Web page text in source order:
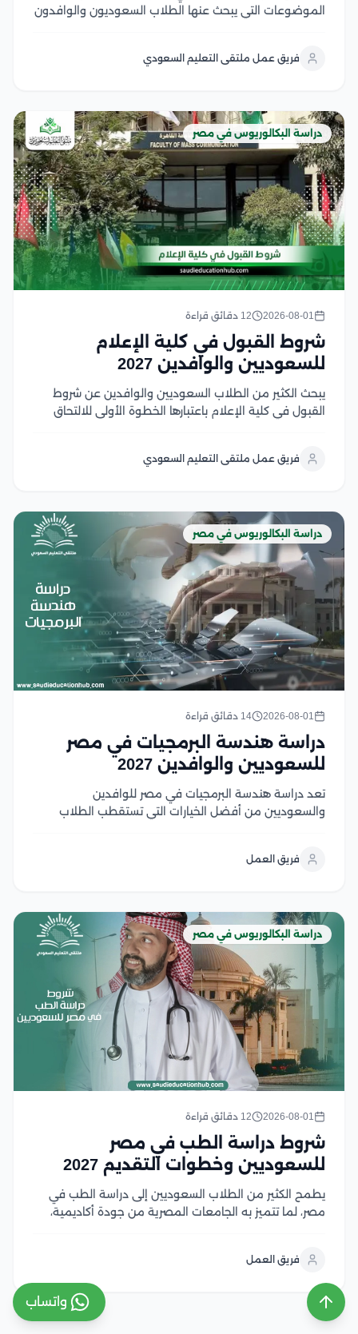
الموضوعات التي يبحث عنها الطلاب السعوديون والوافدون
باعتراف واسع في العديد من الدول...
فريق عمل ملتقى التعليم السعودي
دراسة البكالوريوس في مصر
2026-08-01 12 دقائق قراءة
شروط القبول في كلية الإعلام
للسعوديين والوافدين 2027
يبحث الكثير من الطلاب السعوديين والوافدين عن شروط
القبول في كلية الإعلام باعتبارها الخطوة الأولى للالتحاق
الأكاديمية، والتدريب العملي، والشهادات المعترف بها، مع...
فريق عمل ملتقى التعليم السعودي
دراسة البكالوريوس في مصر
2026-08-01 14 دقائق قراءة
دراسة هندسة البرمجيات في مصر
للسعوديين والوافدين 2027
تعد دراسة هندسة البرمجيات في مصر للوافدين
والسعوديين من أفضل الخيارات التي تستقطب الطلاب
الوظيفية محليًا ودوليًا، وتوفر الجامعات المصرية برامج
فريق العمل
دراسة البكالوريوس في مصر
2026-08-01 12 دقائق قراءة
شروط دراسة الطب في مصر
للسعوديين وخطوات التقديم 2027
يطمح الكثير من الطلاب السعوديين إلى دراسة الطب في
مصر، لما تتميز به الجامعات المصرية من جودة أكاديمية،
يتطلب استيفاء مجموعة من الشروط، في...
فريق العمل
واتساب